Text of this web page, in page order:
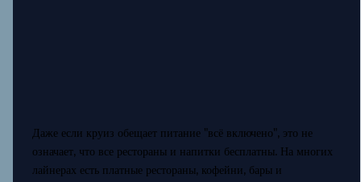
Даже если круиз обещает питание "всё включено", это не
означает, что все рестораны и напитки бесплатны. На многих
лайнерах есть платные рестораны, кофейни, бары и